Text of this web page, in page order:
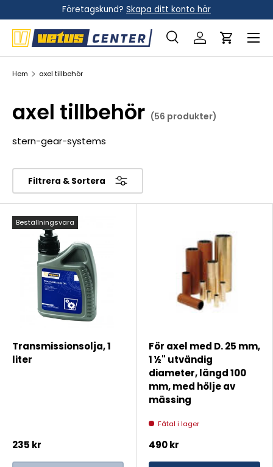
Hoppa till innehållet
Företagskund? Skapa ditt konto här
Sök
Sök Logga inVagn
Meny
Hem axel tillbehör
axel tillbehör (56 produkter)
stern-gear-systems
Filtrera & Sortera
Beställningsvara
Transmissionsolja, 1
liter
235 kr
För axel med D. 25 mm,
1 ½" utvändig
diameter, längd 100
mm, med hölje av
mässing
Fåtal i lager
490 kr